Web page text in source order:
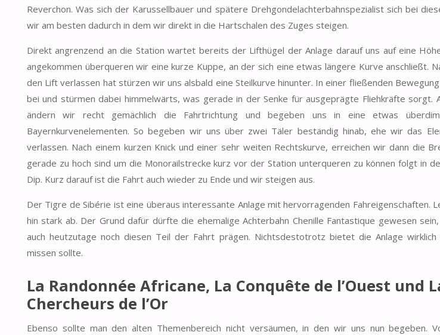
Reverchon. Was sich der Karussellbauer und spätere Drehgondelachterbahnspezialist sich bei
wir am besten dadurch in dem wir direkt in die Hartschalen des Zuges steigen.
Direkt angrenzend an die Station wartet bereits der Lifthügel der Anlage darauf uns auf eine
angekommen überqueren wir eine kurze Kuppe, an der sich eine etwas längere Kurve anschließt.
den Lift verlassen hat stürzen wir uns alsbald eine Steilkurve hinunter. In einer fließenden
bei und stürmen dabei himmelwärts, was gerade in der Senke für ausgeprägte Fliehkräfte sorgt.
ändern wir recht gemächlich die Fahrtrichtung und begeben uns in eine etwas
Bayernkurvenelementen. So begeben wir uns über zwei Täler beständig hinab, ehe wir das
verlassen. Nach einem kurzen Knick und einer sehr weiten Rechtskurve, erreichen wir dann die
gerade zu hoch sind um die Monorailstrecke kurz vor der Station unterqueren zu können folgt in
Dip. Kurz darauf ist die Fahrt auch wieder zu Ende und wir steigen aus.
Der Tigre de Sibérie ist eine überaus interessante Anlage mit hervorragenden Fahreigenschaften.
hin stark ab. Der Grund dafür dürfte die ehemalige Achterbahn Chenille Fantastique gewesen
auch heutzutage noch diesen Teil der Fahrt prägen. Nichtsdestotrotz bietet die Anlage
missen sollte.
La Randonnée Africane, La Conquête de l’Ouest und
Chercheurs de l’Or
Ebenso sollte man den alten Themenbereich nicht versäumen, in den wir uns nun begeben.